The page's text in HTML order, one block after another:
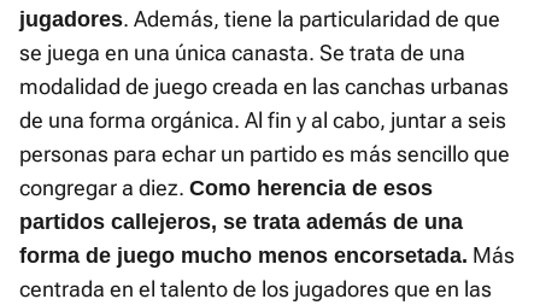
jugadores. Además, tiene la particularidad de que
se juega en una única canasta. Se trata de una
modalidad de juego creada en las canchas urbanas
de una forma orgánica. Al fin y al cabo, juntar a seis
personas para echar un partido es más sencillo que
congregar a diez. Como herencia de esos
partidos callejeros, se trata además de una
forma de juego mucho menos encorsetada. Más
centrada en el talento de los jugadores que en las